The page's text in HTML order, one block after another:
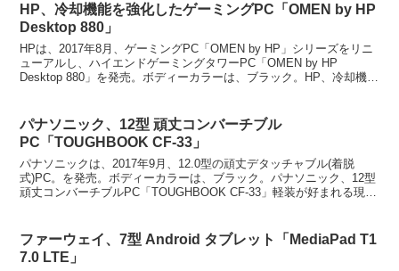
HP、冷却機能を強化したゲーミングPC「OMEN by HP
Desktop 880」
HPは、2017年8月、ゲーミングPC「OMEN by HP」シリーズをリニ
ューアルし、ハイエンドゲーミングタワーPC「OMEN by HP
Desktop 880」を発売。ボディーカラーは、ブラック。HP、冷却機能
パナソニック、12型 頑丈コンバーチブル
PC「TOUGHBOOK CF-33」
パナソニックは、2017年9月、12.0型の頑丈デタッチャブル(着脱
式)PC。を発売。ボディーカラーは、ブラック。パナソニック、12型
頑丈コンバーチブルPC「TOUGHBOOK CF-33」軽装が好まれる現場
ファーウェイ、7型 Android タブレット「MediaPad T1
7.0 LTE」